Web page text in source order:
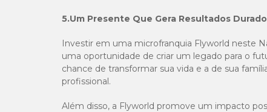
5.Um Presente Que Gera Resultados
Investir em uma microfranquia Flyworld neste
uma oportunidade de criar um legado para o
chance de transformar sua vida e a de sua
profissional.
Além disso, a Flyworld promove um impacto